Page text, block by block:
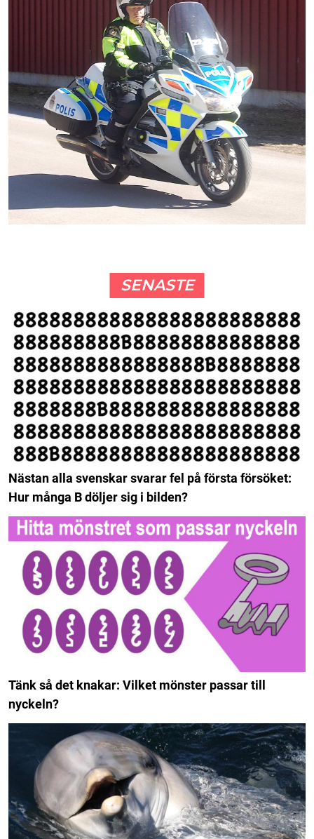
SENASTE
Nästan alla svenskar svarar fel på första försöket:
Hur många B döljer sig i bilden?
Tänk så det knakar: Vilket mönster passar till
nyckeln?